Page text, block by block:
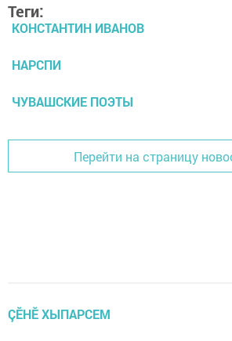
Теги:
КОНСТАНТИН ИВАНОВ
НАРСПИ
ЧУВАШСКИЕ ПОЭТЫ
Перейти на страницу
ÇӖНӖ ХЫПАРСЕМ